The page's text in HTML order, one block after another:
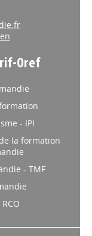
Oref
- IPI
la formation
- TMF